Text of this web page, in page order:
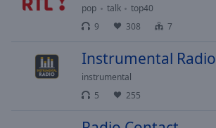
Audio
pop talk
top40
9
308 7
Instrumental Radio
instrumental
5
255